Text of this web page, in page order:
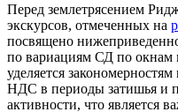
Перед землетрясением
экскурсов, отмеченных на
посвящено
по вариациям СД по окнам
уделяется
НДС в периоды затишья и
активности, что является